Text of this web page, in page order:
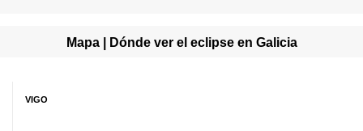
Mapa | Dónde ver el eclipse en Galicia
VIGO